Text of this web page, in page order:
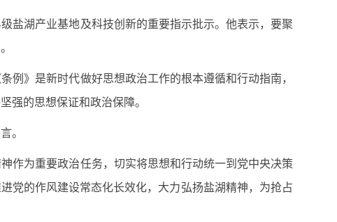
盐湖产业基地及科技创新的重要指示批示。他表示，要聚
例》是新时代做好思想政治工作的根本遵循和行动指南，
强的思想保证和政治保障。
。
作为重要政治任务，切实将思想和行动统一到党中央决策
党的作风建设常态化长效化，大力弘扬盐湖精神，为抢占